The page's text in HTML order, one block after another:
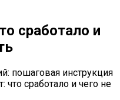
сработало и